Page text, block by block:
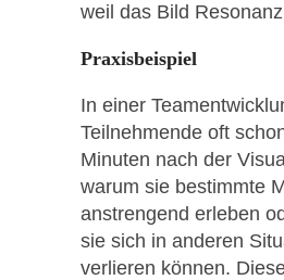
weil das Bild
Praxisbeispiel
In einer
Teilnehmende oft
Minuten nach der
warum sie bestimmte
anstrengend erleben
sie sich in anderen
verlieren können.